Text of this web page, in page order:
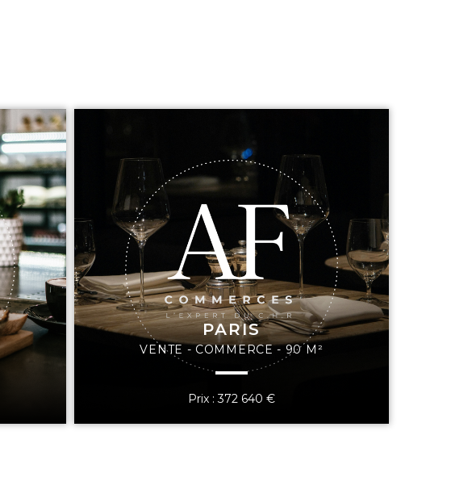
PARIS
VENTE - COMMERCE - 90 M²
Prix : 372 640 €